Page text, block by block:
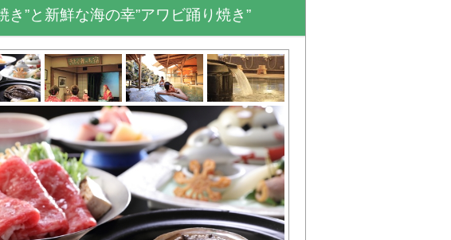
”と新鮮な海の幸”アワビ踊り焼き”